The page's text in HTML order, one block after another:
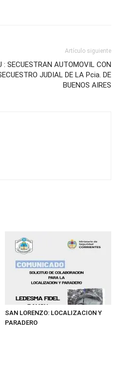
Artículo siguiente
: SECUESTRAN AUTOMOVIL CON
JUDIAL DE LA Pcia. DE
BUENOS AIRES
SAN LORENZO: LOCALIZACION Y
PARADERO